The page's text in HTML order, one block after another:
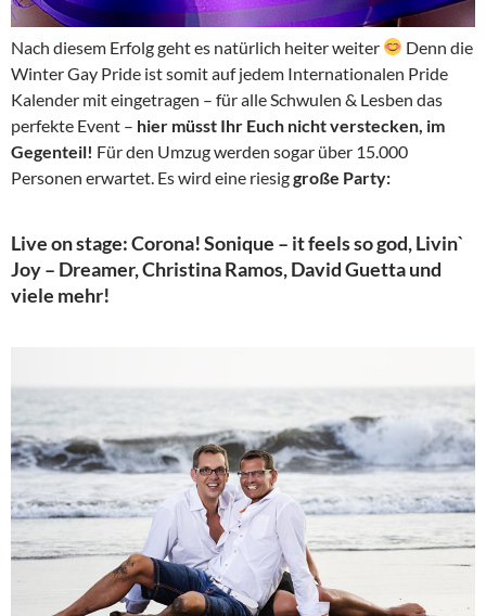
Nach diesem Erfolg geht es natürlich heiter weiter
Denn die
Winter Gay Pride ist somit auf jedem Internationalen Pride
Kalender mit eingetragen – für alle Schwulen & Lesben das
perfekte Event – hier müsst Ihr Euch nicht verstecken, im
Gegenteil! Für den Umzug werden sogar über 15.000
Personen erwartet. Es wird eine riesiggroße Party:
Live on stage: Corona! Sonique – it feels so god, Livin`
Joy – Dreamer, Christina Ramos, David Guetta und
viele mehr!